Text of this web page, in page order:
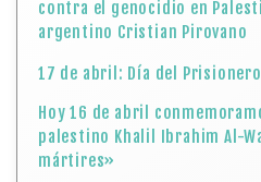
contra el genocidio en
argentino Cristian Pirovano
17 de abril: Día del
Hoy 16 de abril
palestino Khalil Ibrahim Al-
mártires»